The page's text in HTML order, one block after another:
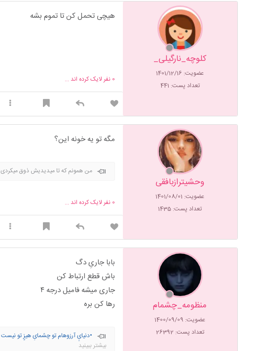
کلوچه_نارگیلی_
عضویت: 1401/12/16
تعداد پست: 441
هیچی تحمل کن تا تموم بشه
0 نفر لایک کرده اند ...
وحشیترازبافقی
عضویت: 1401/08/01
تعداد پست: 1435
مگه تو یه خونه این؟
من همونم که تا میدیدیش ذوق میکردی
0 نفر لایک کرده اند ...
منظومه_چشمام
عضویت: 1400/09/09
تعداد پست: 26392
بابا جاریِ دگ
باش قطع ارتباط کن
جاری میشه فامیل درجه ۴
رها کن بره
•دنیایِِ آرزوهام تو
آخر هیچکس ب زیباییبیشتر ببینید